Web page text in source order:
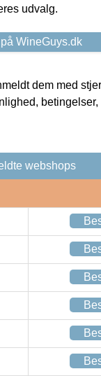
udvalg.
WineGuys.dk
dem med
webshops